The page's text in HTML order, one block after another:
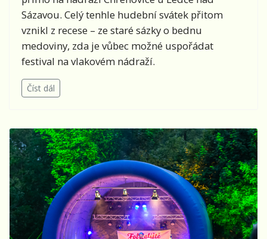
Sázavou. Celý tenhle hudební svátek přitom
vznikl z recese – ze staré sázky o bednu
medoviny, zda je vůbec možné uspořádat
festival na vlakovém nádraží.
Číst dál